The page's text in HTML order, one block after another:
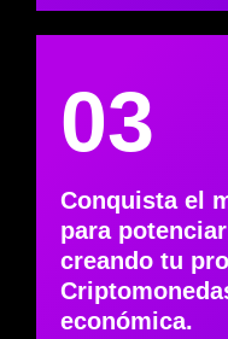
03
Conquista el
para
creando tu
económica.